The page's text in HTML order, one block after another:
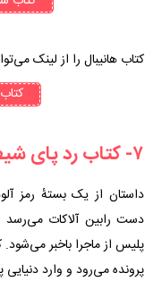
کتاب هانیبال را از لینک
۷- کتاب رد پای شیطان
داستان از یک بستهٔ رمز
دست رابین آلاکات
پلیس از ماجرا باخبر می‌شود.
پرونده می‌رود و وارد